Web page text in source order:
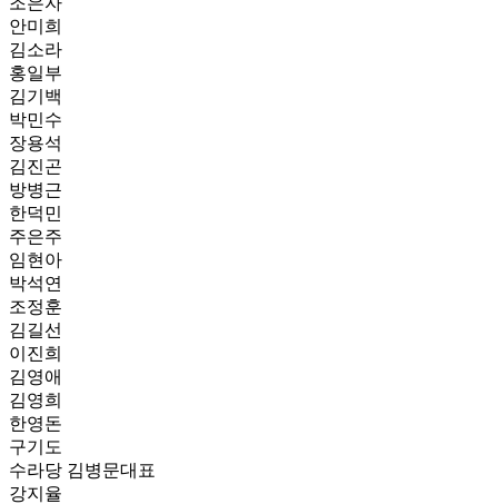
안미희
김소라
홍일부
김기백
박민수
장용석
김진곤
방병근
한덕민
주은주
임현아
박석연
조정훈
김길선
이진희
김영애
김영희
한영돈
구기도
수라당 김병문대표
강지율